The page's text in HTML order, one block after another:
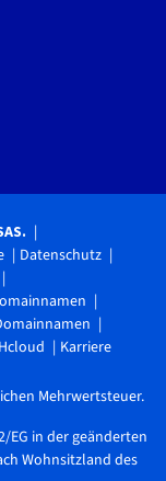
Datenschutz
Karriere
Mehrwertsteuer.
EG in der geänderten
Wohnsitzland des